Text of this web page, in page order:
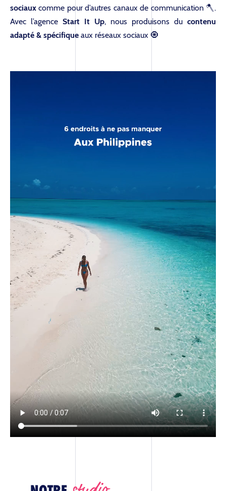
sociauxcomme pour d’autres canaux de communication 🪓.
Avec l’agence Start It Up, nous produisons du contenu
adapté & spécifiqueaux réseaux sociaux 🧿
BLOG